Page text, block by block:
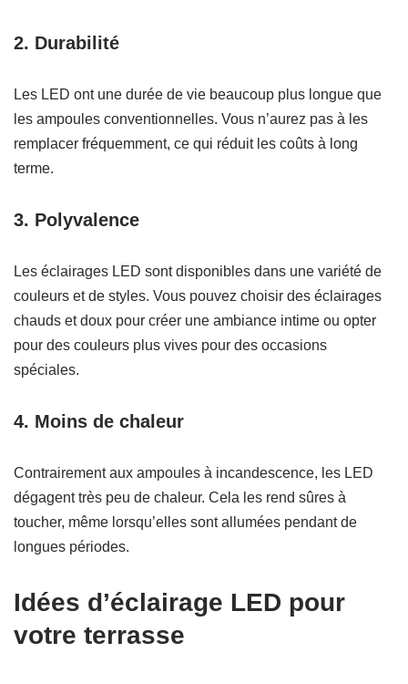
2. Durabilité
Les LED ont une durée de vie beaucoup plus longue que
les ampoules conventionnelles. Vous n’aurez pas à les
remplacer fréquemment, ce qui réduit les coûts à long
terme.
3. Polyvalence
Les éclairages LED sont disponibles dans une variété de
couleurs et de styles. Vous pouvez choisir des éclairages
chauds et doux pour créer une ambiance intime ou opter
pour des couleurs plus vives pour des occasions
spéciales.
4. Moins de chaleur
Contrairement aux ampoules à incandescence, les LED
dégagent très peu de chaleur. Cela les rend sûres à
toucher, même lorsqu’elles sont allumées pendant de
longues périodes.
Idées d’éclairage LED pour
votre terrasse